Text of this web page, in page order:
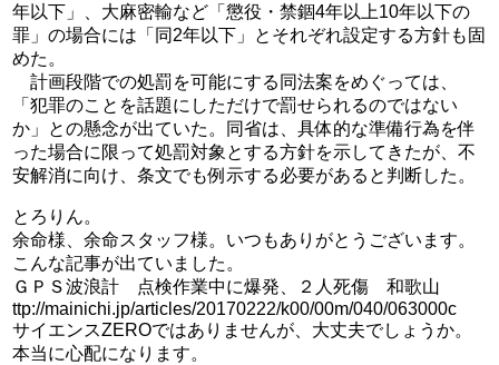
年以下」、大麻密輸など「懲役・禁錮4年以上10年以下の
罪」の場合には「同2年以下」とそれぞれ設定する方針も固
めた。
計画段階での処罰を可能にする同法案をめぐっては、
「犯罪のことを話題にしただけで罰せられるのではない
か」との懸念が出ていた。同省は、具体的な準備行為を伴
った場合に限って処罰対象とする方針を示してきたが、不
安解消に向け、条文でも例示する必要があると判断した。
とろりん。
余命様、余命スタッフ様。いつもありがとうございます。
こんな記事が出ていました。
ＧＰＳ波浪計 点検作業中に爆発、２人死傷 和歌山
ttp://mainichi.jp/articles/20170222/k00/00m/040/063000c
サイエンスZEROではありませんが、大丈夫でしょうか。
本当に心配になります。